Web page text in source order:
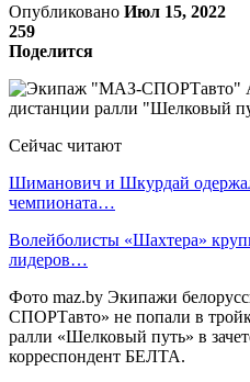
Опубликовано Июл 15, 2022
259
Поделится
Сейчас читают
Шиманович и Шкурдай
чемпионата…
Волейболисты «Шахтера»
лидеров…
Фото maz.by Экипажи
СПОРТавто» не попали в
ралли «Шелковый путь» в
корреспондент БЕЛТА.